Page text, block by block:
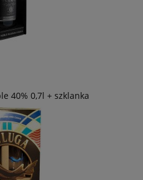
40% 0,7l + szklanka